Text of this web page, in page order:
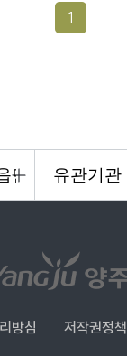
1
방침 저작권정책